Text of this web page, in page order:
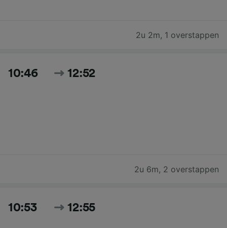
2u 2m, 1 overstappen
10:46 12:52
2u 6m, 2 overstappen
10:53 12:55